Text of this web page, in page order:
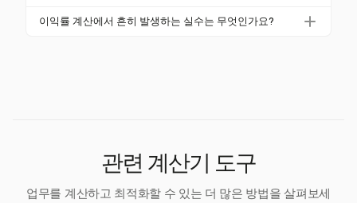
품 폐기물, 공급망 변동성 및 배달 플랫폼 수수료(20-3
Harvest는 주로 시간 및 비용 추적에 강점을 가지고 있
이익률 계산에서 흔히 발생하는 실수는 무엇인가요?
관련 계산기 도구
업무를 계산하고 최적화할 수 있는 더 많은 방법을 살펴보세